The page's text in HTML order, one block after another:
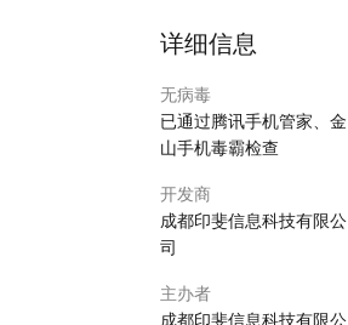
详细信息
无病毒
已通过腾讯手机管家、金
山手机毒霸检查
开发商
成都印斐信息科技有限公
司
主办者
成都印斐信息科技有限公